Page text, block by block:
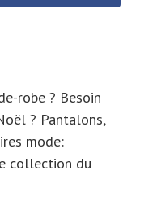
robe ? Besoin
? Pantalons,
mode:
collection du